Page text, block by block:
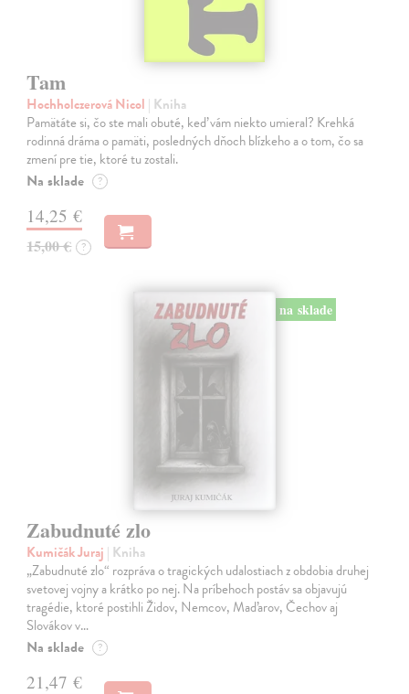
Tam
Hochholczerová Nicol | Kniha
Pamätáte si, čo ste mali obuté, keď vám niekto umieral? Krehká
rodinná dráma o pamäti, posledných dňoch blízkeho a o tom, čo sa
zmení pre tie, ktoré tu zostali.
Na sklade ?
14,25 €
15,00 € ?
na sklade
Zabudnuté zlo
Kumičák Juraj | Kniha
„Zabudnuté zlo“ rozpráva o tragických udalostiach z obdobia druhej
svetovej vojny a krátko po nej. Na príbehoch postáv sa objavujú
tragédie, ktoré postihli Židov, Nemcov, Maďarov, Čechov aj
Slovákov v…
Na sklade ?
21,47 €